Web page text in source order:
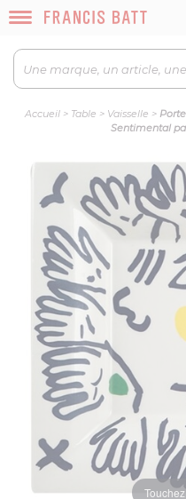
Accueil> Table > Vaisselle >
Sentimental